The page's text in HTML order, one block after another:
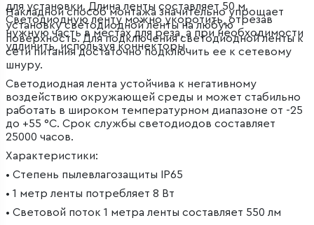
для установки. Длина ленты составляет 50 м.
Светодиодную ленту можно укоротить, отрезав
нужную часть в местах для реза, а при необходимости
удлинить, используя коннекторы.
Накладной способ монтажа значительно упрощает
установку светодиодной ленты на любую
поверхность. Для подключения светодиодной ленты к
сети питания достаточно подключить ее к сетевому
шнуру.
Светодиодная лента устойчива к негативному
воздействию окружающей среды и может стабильно
работать в широком температурном диапазоне от -25
до +55 °C. Срок службы светодиодов составляет
25000 часов.
Характеристики:
• Степень пылевлагозащиты IP65
• 1 метр ленты потребляет 8 Вт
• Световой поток 1 метра ленты составляет 550 лм